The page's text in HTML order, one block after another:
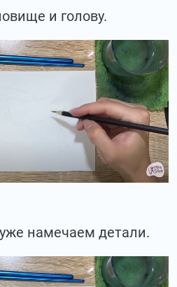
и голову.
намечаем детали.